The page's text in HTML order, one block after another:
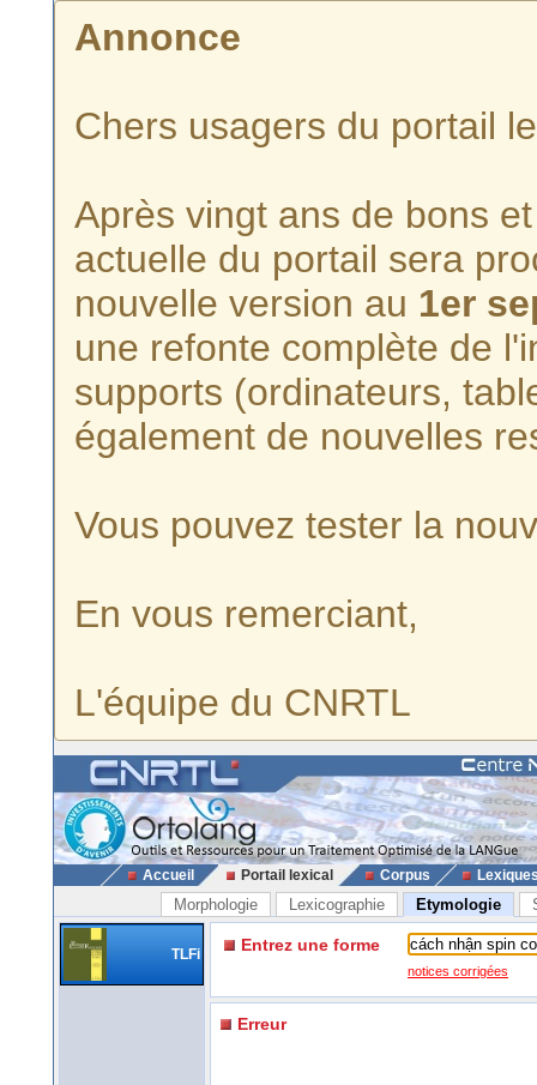
Annonce
Chers usagers du portail
Après vingt ans de bons
actuelle du portail sera
nouvelle version au 1er
une refonte complète de
supports (ordinateurs,
également de nouvelles
Vous pouvez tester la
En vous remerciant,
L'équipe du CNRTL
Accueil Portail lexical Corpus
Morphologie Lexicographie Etymologie
TLFi Entrez une forme
notices corrigées
Erreur